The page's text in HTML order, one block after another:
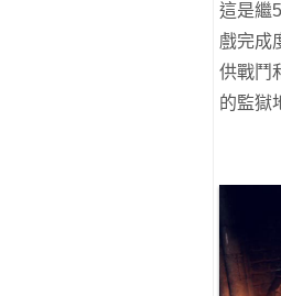
這是繼
戲完成
供戰鬥
的監獄